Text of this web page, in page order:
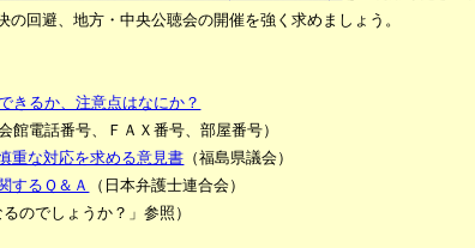
回避、地方・中央公聴会の開催を強く求めましょう。
きるか、注意点はなにか？
会館電話番号、ＦＡＸ番号、部屋番号）
重な対応を求める意見書 （福島県議会）
するＱ＆Ａ
（日本弁護士連合会）
のでしょうか？」参照）